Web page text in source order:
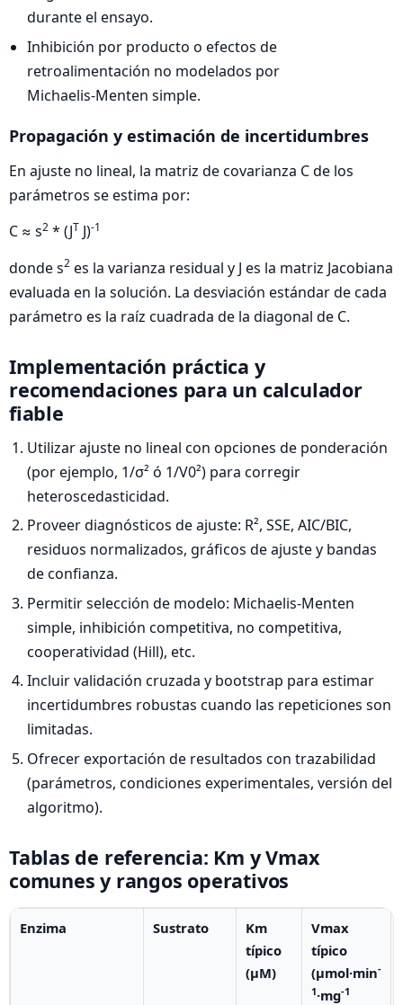
durante el ensayo.
Inhibición por producto o efectos de
retroalimentación no modelados por
Michaelis‑Menten simple.
Propagación y estimación de incertidumbres
En ajuste no lineal, la matriz de covarianza C de los
parámetros se estima por:
C ≈ s2 * (JT J)-1
donde s2 es la varianza residual y J es la matriz Jacobiana
evaluada en la solución. La desviación estándar de cada
parámetro es la raíz cuadrada de la diagonal de C.
Implementación práctica y
recomendaciones para un calculador
fiable
Utilizar ajuste no lineal con opciones de ponderación
(por ejemplo, 1/σ² ó 1/V0²) para corregir
heteroscedasticidad.
Proveer diagnósticos de ajuste: R², SSE, AIC/BIC,
residuos normalizados, gráficos de ajuste y bandas
de confianza.
Permitir selección de modelo: Michaelis‑Menten
simple, inhibición competitiva, no competitiva,
cooperatividad (Hill), etc.
Incluir validación cruzada y bootstrap para estimar
incertidumbres robustas cuando las repeticiones son
limitadas.
Ofrecer exportación de resultados con trazabilidad
(parámetros, condiciones experimentales, versión del
algoritmo).
Tablas de referencia: Km y Vmax
comunes y rangos operativos
Enzima Sustrato
Km
típico
(µM)
Vmax
típico
(µmol·min-
1·mg-1